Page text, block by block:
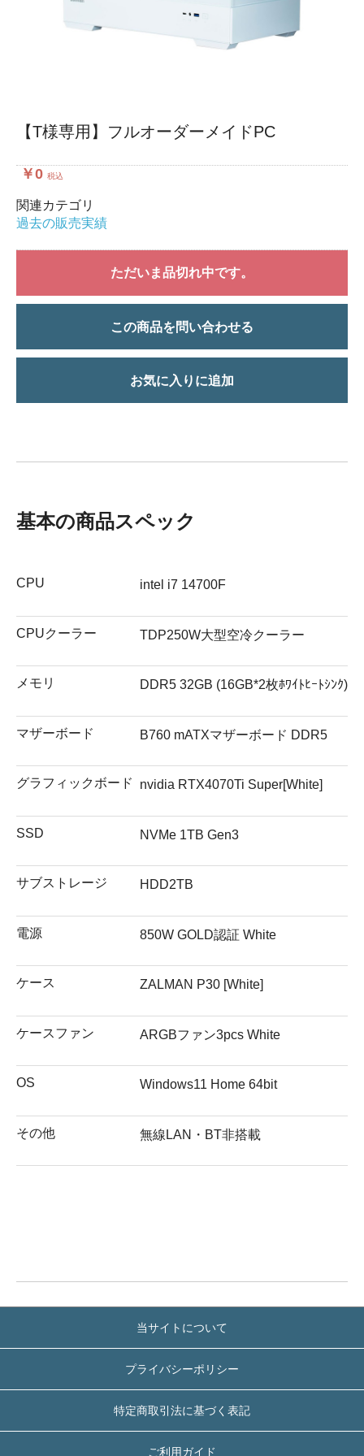
【T様専用】フルオーダーメイドPC
￥0 税込
関連カテゴリ
過去の販売実績
ただいま品切れ中です。
この商品を問い合わせる
お気に入りに追加
基本の商品スペック
CPU intel i7 14700F
CPUクーラー TDP250W大型空冷クーラー
メモリ DDR5 32GB (16GB*2枚ﾎﾜｲﾄﾋｰﾄｼﾝｸ)
マザーボード B760 mATXマザーボード DDR5
グラフィックボード nvidia RTX4070Ti Super[White]
SSD NVMe 1TB Gen3
サブストレージ HDD2TB
電源 850W GOLD認証 White
ケース ZALMAN P30 [White]
ケースファン ARGBファン3pcs White
OS Windows11 Home 64bit
その他 無線LAN・BT非搭載
当サイトについて
プライバシーポリシー
特定商取引法に基づく表記
ご利用ガイド